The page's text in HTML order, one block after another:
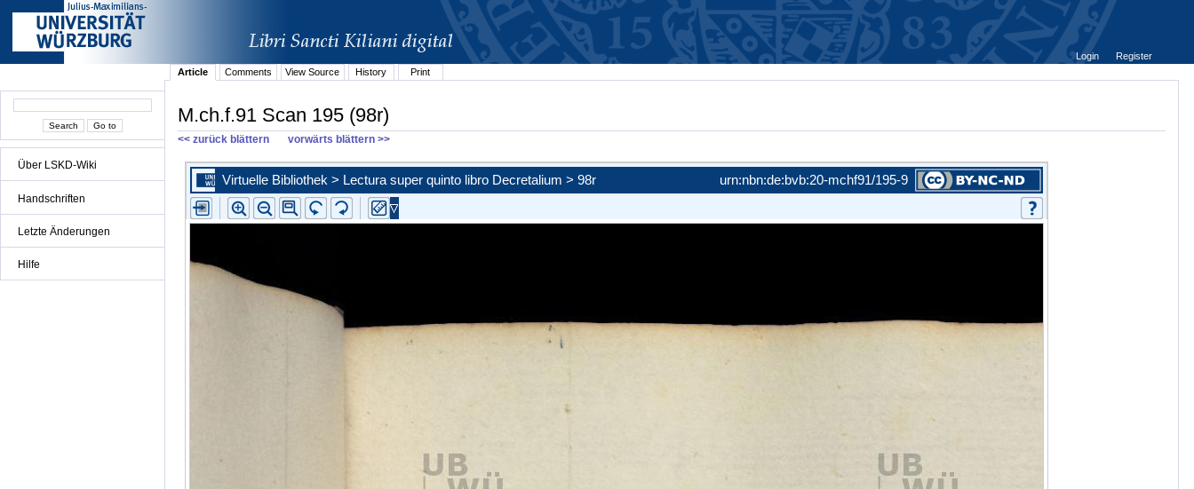
Über LSKD-Wiki
Handschriften
Letzte Änderungen
Hilfe
Login
Register
Article
Comments View Source History Print
M.ch.f.91 Scan 195 (98r)
<< zurück blättern vorwärts blättern >>